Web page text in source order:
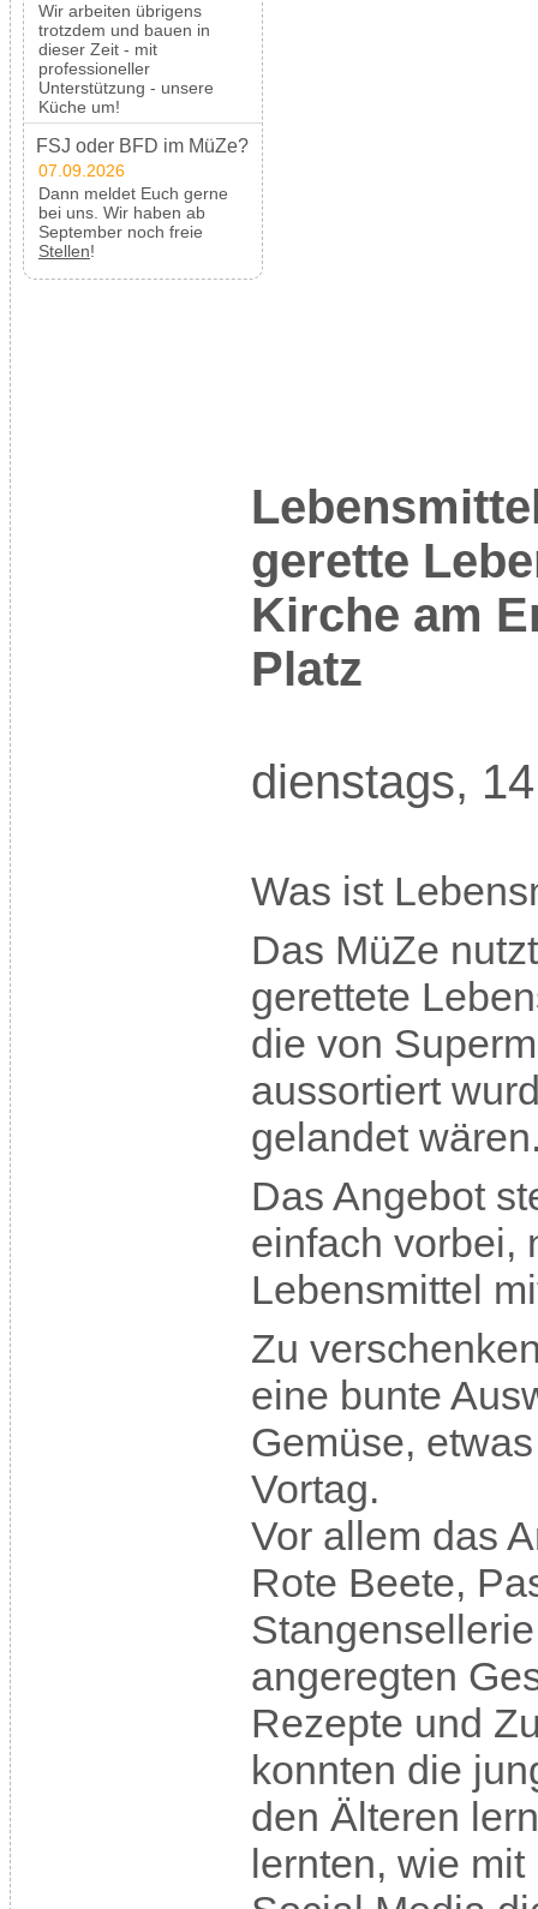
Wir arbeiten übrigens
trotzdem und bauen in
dieser Zeit - mit
professioneller
Unterstützung - unsere
Küche um!
FSJ oder BFD im MüZe?
07.09.2026
Dann meldet Euch gerne
bei uns. Wir haben ab
September noch freie
Stellen!
gerette
Kirche am
Platz
dienstags,
Was ist
Das MüZe
gerettete
die von
aussortiert
gelandet
Das Angebot
einfach vorbei,
Lebensmittel
Zu
eine bunte
Gemüse,
Vortag.
Vor allem das
Rote Beete,
angeregten
Rezepte und
konnten die
den Älteren
lernten, wie